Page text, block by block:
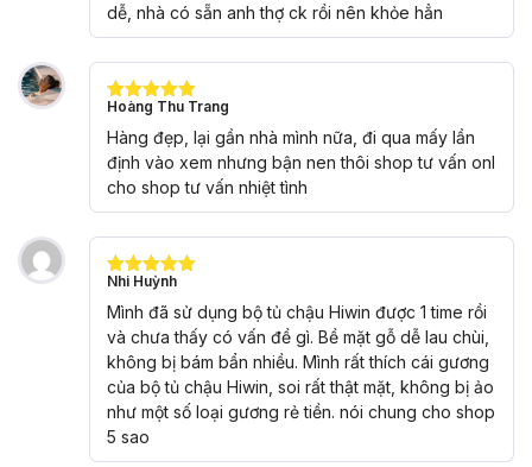
dễ, nhà có sẵn anh thợ ck rồi nên khỏe hẳn
Được xếp
hạng
5
sao
Hoàng Thu Trang
Hàng đẹp, lại gần nhà mình nữa, đi qua mấy lần
định vào xem nhưng bận nen thôi shop tư vấn onl
cho shop tư vấn nhiệt tình
Được xếp
hạng
55
sao
Nhi Huỳnh
Mình đã sử dụng bộ tủ chậu Hiwin được 1 time rồi
và chưa thấy có vấn đề gì. Bề mặt gỗ dễ lau chùi,
không bị bám bẩn nhiều. Mình rất thích cái gương
của bộ tủ chậu Hiwin, soi rất thật mặt, không bị ảo
như một số loại gương rẻ tiền. nói chung cho shop
5 sao